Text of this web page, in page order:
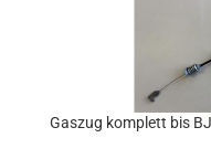
Gaszug komplett bis